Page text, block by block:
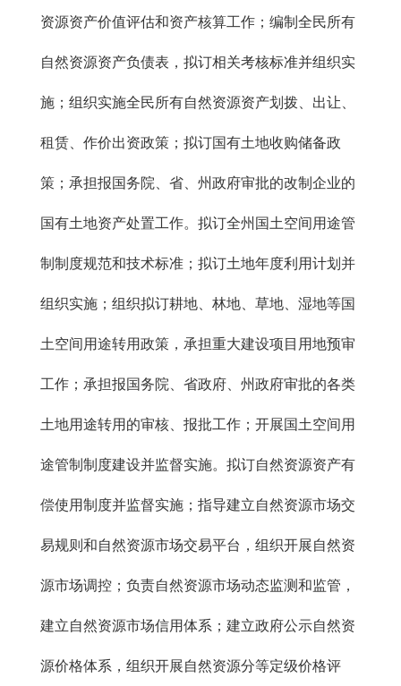
资源资产价值评估和资产核算工作；编制全民所有
自然资源资产负债表，拟订相关考核标准并组织实
施；组织实施全民所有自然资源资产划拨、出让、
租赁、作价出资政策；拟订国有土地收购储备政
策；承担报国务院、省、州政府审批的改制企业的
国有土地资产处置工作。拟订全州国土空间用途管
制制度规范和技术标准；拟订土地年度利用计划并
组织实施；组织拟订耕地、林地、草地、湿地等国
土空间用途转用政策，承担重大建设项目用地预审
工作；承担报国务院、省政府、州政府审批的各类
土地用途转用的审核、报批工作；开展国土空间用
途管制制度建设并监督实施。拟订自然资源资产有
偿使用制度并监督实施；指导建立自然资源市场交
易规则和自然资源市场交易平台，组织开展自然资
源市场调控；负责自然资源市场动态监测和监管，
建立自然资源市场信用体系；建立政府公示自然资
源价格体系，组织开展自然资源分等定级价格评